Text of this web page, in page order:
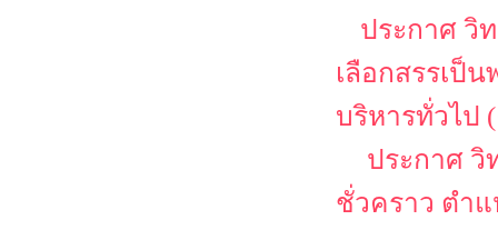
ประกาศ วิ
เลือกสรรเป็
บริหารทั่วไป
ประกาศ วิ
ชั่วคราว ตำแ